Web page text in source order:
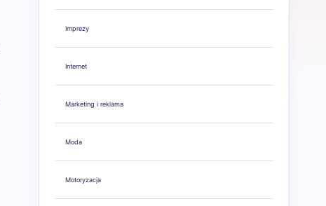
Imprezy
Internet
Marketing i reklama
Moda
Motoryzacja